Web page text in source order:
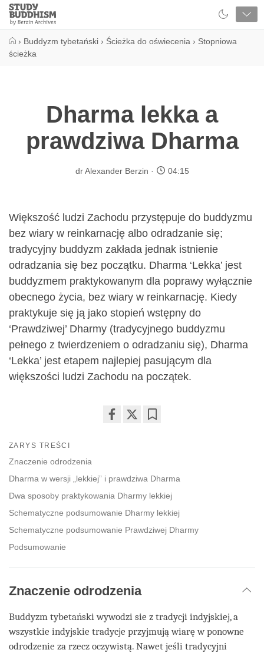
Close
Study
Buddhism
› Buddyzm tybetański › Ścieżka do oświecenia › Stopniowa
ścieżka
Dharma lekka a
prawdziwa Dharma
dr Alexander Berzin 04:15
Większość ludzi Zachodu przystępuje do buddyzmu
bez wiary w reinkarnację albo odradzanie się;
tradycyjny buddyzm zakłada jednak istnienie
odradzania się bez początku. Dharma ‘Lekka’ jest
buddyzmem praktykowanym dla poprawy wyłącznie
obecnego życia, bez wiary w reinkarnację. Kiedy
praktykuje się ją jako stopień wstępny do
‘Prawdziwej’ Dharmy (tradycyjnego buddyzmu
pełnego z twierdzeniem o odradzaniu się), Dharma
‘Lekka’ jest etapem najlepiej pasującym dla
większości ludzi Zachodu na początek.
ZARYS TREŚCI
Znaczenie odrodzenia
Dharma w wersji „lekkiej” i prawdziwa Dharma
Dwa sposoby praktykowania Dharmy lekkiej
Schematyczne podsumowanie Dharmy lekkiej
Schematyczne podsumowanie Prawdziwej Dharmy
Podsumowanie
Znaczenie odrodzenia
Buddyzm tybetański wywodzi sie z tradycji indyjskiej, a
wszystkie indyjskie tradycje przyjmują wiarę w ponowne
odrodzenie za rzecz oczywistą. Nawet jeśli tradycyjni